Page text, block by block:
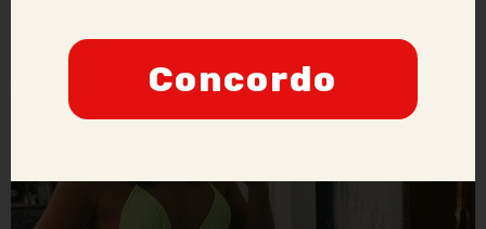
Concordo